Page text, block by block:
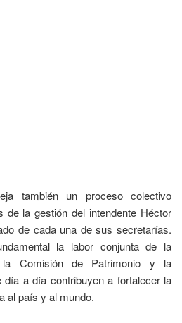
también un proceso colectivo
de la gestión del intendente Héctor
de cada una de sus secretarías.
la labor conjunta de la
la Comisión de Patrimonio y la
a día contribuyen a fortalecer la
al país y al mundo.